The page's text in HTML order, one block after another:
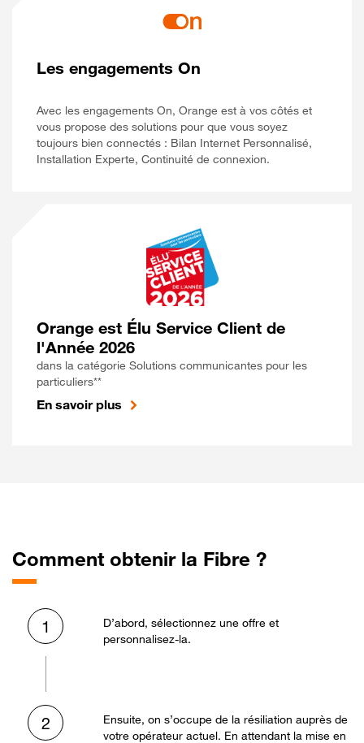
Les engagements On
Avec les engagements On, Orange est à vos côtés et
vous propose des solutions pour que vous soyez
toujours bien connectés : Bilan Internet Personnalisé,
Installation Experte, Continuité de connexion.
Orange est Élu Service Client de
l'Année 2026
dans la catégorie Solutions communicantes pour les
particuliers**
En savoir plus
Comment obtenir la Fibre ?
1
D’abord, sélectionnez une offre et
personnalisez-la.
2
Ensuite, on s’occupe de la résiliation auprès de
votre opérateur actuel. En attendant la mise en